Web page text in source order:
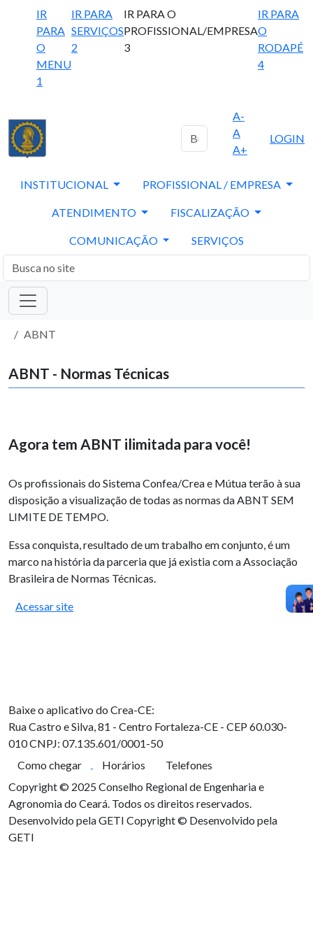
IR
PARA
O
MENU
1
IR PARA
SERVIÇOS
2
IR PARA O
PROFISSIONAL/EMPRESA
3
IR PARA
O
RODAPÉ
4
A-
A
A+
LOGIN
INSTITUCIONAL PROFISSIONAL / EMPRESA
ATENDIMENTO FISCALIZAÇÃO
COMUNICAÇÃO SERVIÇOS
ABNT
ABNT - Normas Técnicas
Agora tem ABNT ilimitada para você!
Os profissionais do Sistema Confea/Crea e Mútua terão à sua
disposição a visualização de todas as normas da ABNT SEM
LIMITE DE TEMPO.
Essa conquista, resultado de um trabalho em conjunto, é um
marco na história da parceria que já existia com a Associação
Brasileira de Normas Técnicas.
Acessar site
Baixe o aplicativo do Crea-CE:
Rua Castro e Silva, 81 - Centro Fortaleza-CE - CEP 60.030-
010CNPJ: 07.135.601/0001-50
Como chegar
Horários
Telefones
Copyright © 2025 Conselho Regional de Engenharia e
Agronomia do Ceará. Todos os direitos reservados.
Desenvolvido pela GETI Copyright © Desenvolvido pela
GETI